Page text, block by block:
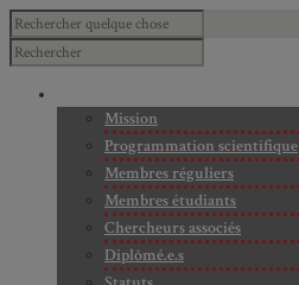
Mission
Programmation scientifique
Membres réguliers
Membres étudiants
Chercheurs associés
Diplômé.e.s